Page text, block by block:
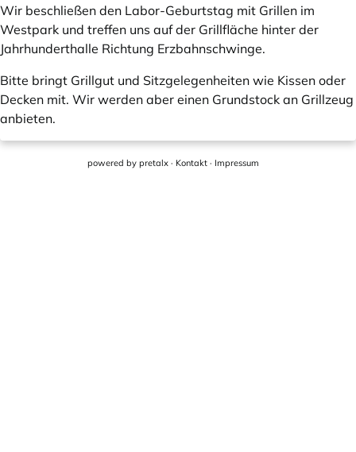
Wir beschließen den Labor-Geburtstag mit Grillen im
Westpark und treffen uns auf der Grillfläche hinter der
Jahrhunderthalle Richtung Erzbahnschwinge.
Bitte bringt Grillgut und Sitzgelegenheiten wie Kissen oder
Decken mit. Wir werden aber einen Grundstock an Grillzeug
anbieten.
powered by pretalx · Kontakt · Impressum